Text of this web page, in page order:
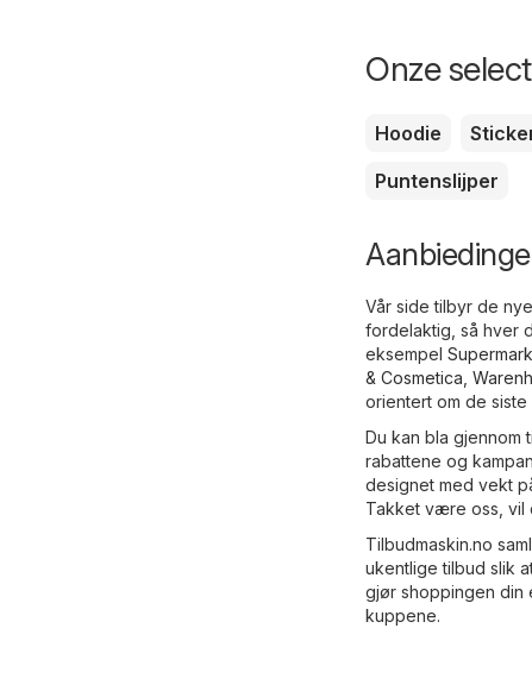
Onze
Hoodie
Puntenslijper
Vår side tilbyr de
fordelaktig, så hver
eksempel
& Cosmetica
orientert om de
Du kan bla
rabattene og
designet med vekt
Takket være oss, vil
Tilbudmaskin.no
ukentlige tilbud slik
gjør shoppingen din
kuppene.